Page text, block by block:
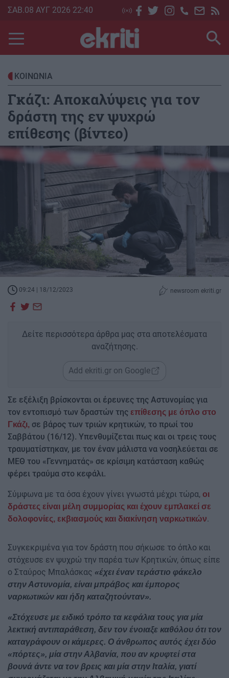
Skip
main
content
ΣΑΒ.08 ΑΥΓ 2026 22:40
ΚΟΙΝΩΝΙΑ
Γκάζι: Αποκαλύψεις για τον
δράστη της εν ψυχρώ
επίθεσης (βίντεο)
09:24 | 18/12/2023 newsroom ekriti.gr
Δείτε περισσότερα άρθρα μας στα αποτελέσματα
αναζήτησης.
Add ekriti.gr on Google
Σε εξέλιξη βρίσκονται οι έρευνες της Αστυνομίας για
τον εντοπισμό των δραστών της επίθεσης με όπλο στο
Γκάζι, σε βάρος των τριών κρητικών, το πρωί του
Σαββάτου (16/12). Υπενθυμίζεται πως και οι τρεις τους
τραυματίστηκαν, με τον έναν μάλιστα να νοσηλεύεται σε
ΜΕΘ του «Γεννηματάς» σε κρίσιμη κατάσταση καθώς
φέρει τραύμα στο κεφάλι.
Σύμφωνα με τα όσα έχουν γίνει γνωστά μέχρι τώρα, οι
δράστες είναι μέλη συμμορίας και έχουν εμπλακεί σε
δολοφονίες, εκβιασμούς και διακίνηση ναρκωτικών.
Συγκεκριμένα για τον δράστη που σήκωσε το όπλο και
στόχευσε εν ψυχρώ την παρέα των Κρητικών, όπως είπε
ο Σταύρος Μπαλάσκας «έχει έναν τεράστιο φάκελο
στην Αστυνομία, είναι μπράβος και έμπορος
ναρκωτικών και ήδη καταζητούνταν».
«Στόχευσε με ειδικό τρόπο τα κεφάλια τους για μία
λεκτική αντιπαράθεση, δεν τον ένοιαξε καθόλου ότι τον
καταγράφουν οι κάμερες. Ο άνθρωπος αυτός έχει δύο
«πόρτες», μία στην Αλβανία, που αν κρυφτεί στα
βουνά άντε να τον βρεις και μία στην Ιταλία, γιατί